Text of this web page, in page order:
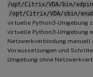
/opt/Citrix/VDA/bin/
/opt/Citrix/VDA/sbin/
virtuelle Python3-Umgebung
virtuelle Python3-Umgebung
Netzwerkverbindung
Voraussetzungen und
Umgebung ohne